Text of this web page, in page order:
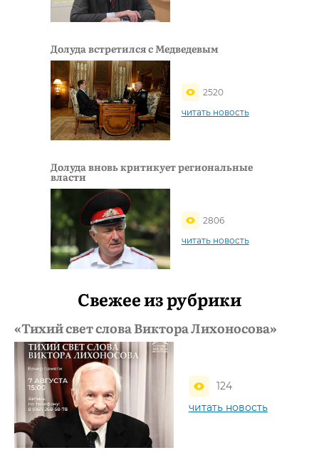
Долуда встретился с Медведевым
2520
читать новость
Долуда вновь критикует региональные
власти
2806
читать новость
Свежее из рубрики
«Тихий свет слова Виктора Лихоносова»
124
читать новость